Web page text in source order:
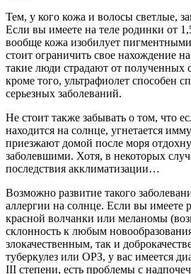
Тем, у кого кожа и волосы светлые,
Если вы имеете на теле родинки от
вообще кожа изобилует
стоит ограничить свое нахождение
такие люди страдают от полученных
кроме того, ультрафиолет способен
серьезных заболеваний.
Не стоит также забывать о том, что
находится на солнце, угнетается
приезжают домой после моря
заболевшими. Хотя, в некоторых
последствия акклиматизации…
Возможно развитие такого
аллергии на солнце. Если вы имеете
красной волчанки или меланомы
склонность к любым
злокачественным, так и
туберкулез или ОРЗ, у вас имеется
III степени, есть проблемы с